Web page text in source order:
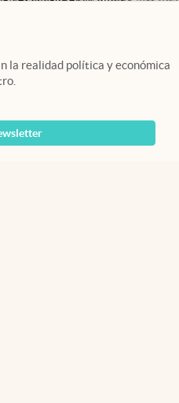
la realidad política y económica